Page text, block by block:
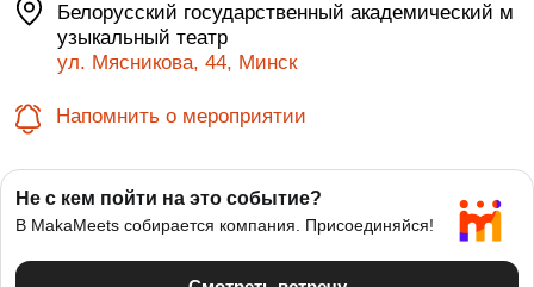
Белорусский государственный академический м
узыкальный театр
ул. Мясникова, 44, Минск
Напомнить о мероприятии